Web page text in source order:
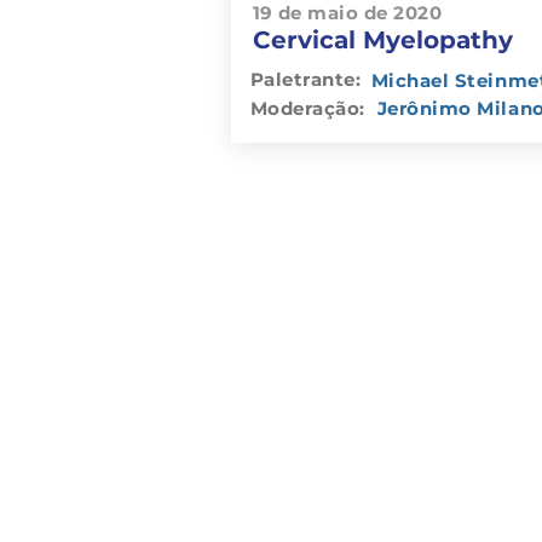
19 de maio de 2020
Cervical Myelopathy
Paletrante: Michael
Moderação: Jerônimo